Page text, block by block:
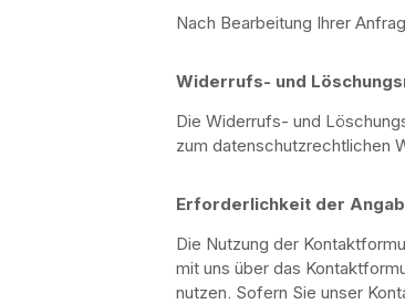
Nach Bearbeitung Ihrer
Widerrufs- und
Die Widerrufs- und
zum datenschutzrechtlichen
Erforderlichkeit der
Die Nutzung der
mit uns über das
nutzen. Sofern Sie unser